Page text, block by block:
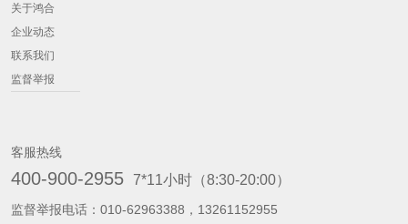
关于鸿合
企业动态
联系我们
监督举报
客服热线
400-900-2955 7*11小时（8:30-20:00）
监督举报电话： 010-62963388，13261152955